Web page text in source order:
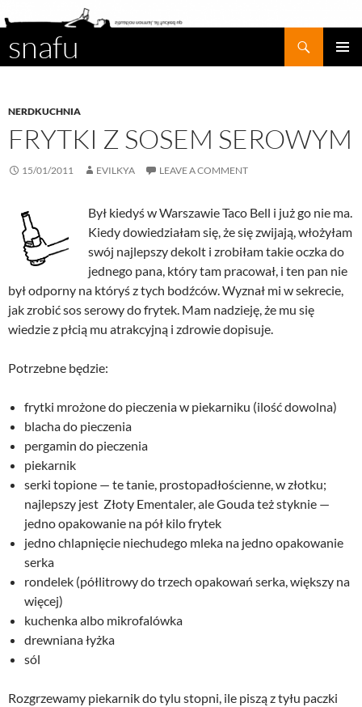
snafu
SKIP
NERDKUCHNIA
FRYTKI Z SOSEM SEROWYM
15/01/2011 EVILKYA LEAVE A COMMENT
Był kiedyś w Warszawie Taco Bell i już go nie ma.
Kiedy dowiedziałam się, że się zwijają, włożyłam
swój najlepszy dekolt i zrobiłam takie oczka do
jednego pana, który tam pracował, i ten pan nie
był odporny na któryś z tych bodźców. Wyznał mi w sekrecie,
jak zrobić sos serowy do frytek. Mam nadzieję, że mu się
wiedzie z płcią mu atrakcyjną i zdrowie dopisuje.
Potrzebne będzie:
frytki mrożone do pieczenia w piekarniku (ilość dowolna)
blacha do pieczenia
pergamin do pieczenia
piekarnik
serki topione — te tanie, prostopadłościenne, w złotku;
najlepszy jest Złoty Ementaler, ale Gouda też styknie —
jedno opakowanie na pół kilo frytek
jedno chlapnięcie niechudego mleka na jedno opakowanie
serka
rondelek (półlitrowy do trzech opakowań serka, większy na
więcej)
kuchenka albo mikrofalówka
drewniana łyżka
sól
Rozgrzewamy piekarnik do tylu stopni, ile piszą z tyłu paczki